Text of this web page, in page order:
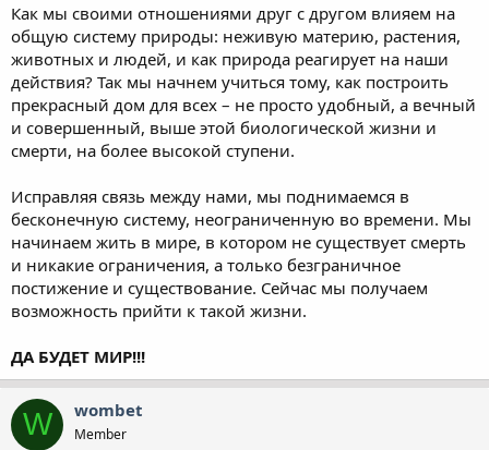
Как мы своими отношениями друг с другом влияем на
общую систему природы: неживую материю, растения,
животных и людей, и как природа реагирует на наши
действия? Так мы начнем учиться тому, как построить
прекрасный дом для всех – не просто удобный, а вечный
и совершенный, выше этой биологической жизни и
смерти, на более высокой ступени.
Исправляя связь между нами, мы поднимаемся в
бесконечную систему, неограниченную во времени. Мы
начинаем жить в мире, в котором не существует смерть
и никакие ограничения, а только безграничное
постижение и существование. Сейчас мы получаем
возможность прийти к такой жизни.
ДА БУДЕТ МИР!!!
W wombet
Member